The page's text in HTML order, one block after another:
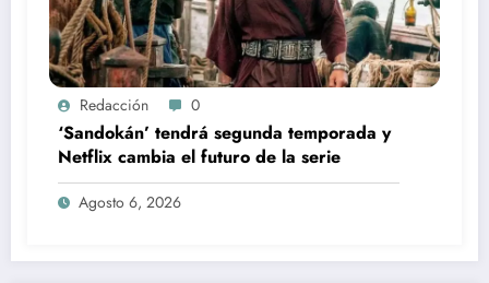
Redacción 0
‘Sandokán’ tendrá segunda temporada y
Netflix cambia el futuro de la serie
Agosto 6, 2026